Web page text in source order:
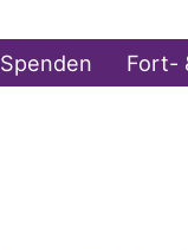
Spenden Fort-